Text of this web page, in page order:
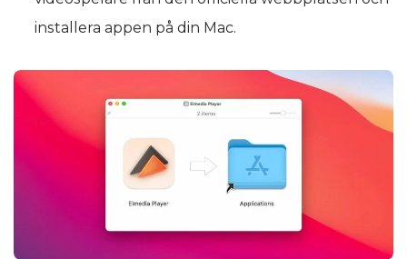
installera appen på din Mac.